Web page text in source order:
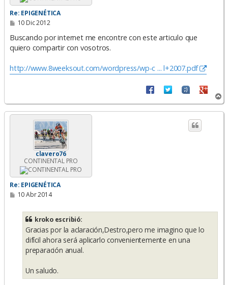
Re: EPIGENÉTICA
M
n
a
e
10 Dic 2012
Buscando por internet me encontre con este articulo que
quiero compartir con vosotros.
http://www.8weeksout.com/wordpress/wp-c ... l+2007.pdf
r
r
clavero76
CONTINENTAL PRO
Re: EPIGENÉTICA
M10 Abr 2014
kroko escribió:
Gracias por la aclaración,Destro,pero me imagino que lo
difícil ahora será aplicarlo convenientemente en una
preparación anual.
Un saludo.